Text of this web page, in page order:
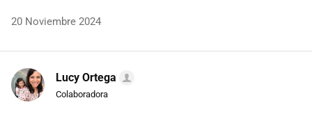
20 Noviembre 2024
Lucy Ortega
Colaboradora